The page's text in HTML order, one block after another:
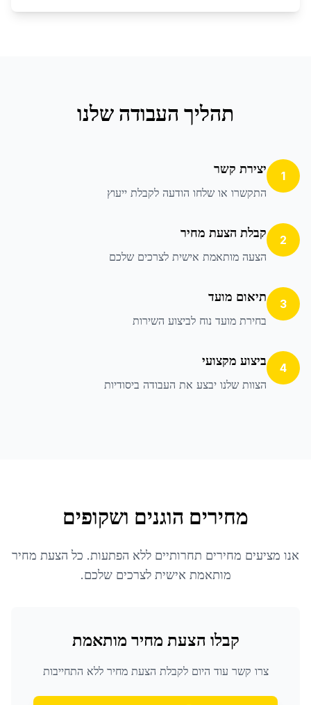
תהליך העבודה שלנו
1 יצירת קשר
התקשרו או שלחו הודעה לקבלת ייעוץ
2 קבלת הצעת מחיר
הצעה מותאמת אישית לצרכים שלכם
3 תיאום מועד
בחירת מועד נוח לביצוע השירות
4 ביצוע מקצועי
הצוות שלנו יבצע את העבודה ביסודיות
מחירים הוגנים ושקופים
אנו מציעים מחירים תחרותיים ללא הפתעות. כל הצעת מחיר
מותאמת אישית לצרכים שלכם.
קבלו הצעת מחיר מותאמת
צרו קשר עוד היום לקבלת הצעת מחיר ללא התחייבות